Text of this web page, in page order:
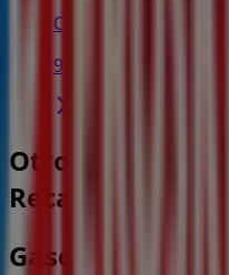
Calle maria barbeito,
94 m
Otros negocios
Recambios en A
Gasolinera Eroski